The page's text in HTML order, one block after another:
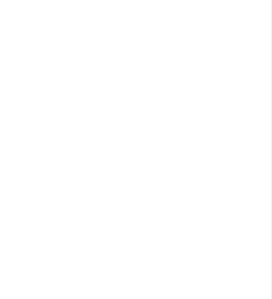
موجود در سایت به مقاصد تجاری، کسب رضایت
۲-۱: اطلاعات درج شده در خصوص مشخصات
معتبر یا از شرکت‌های تولیدکننده اخذ
اطلاعات موجود یا ارائه شده در بارجیل در
خطاهای نگارشی باشد، بارجیل مسئولیتی در قبال
عهده نخواهد گرفت. این فروشگاه به‌طور مداوم
۲-۲: بارجیل هیچ‌گونه مسئولیتی در مورد
می‌تواند ناشى از عوامل خارج از حوزه
(همانند نقص اینترنت، مسائل مخابراتى،